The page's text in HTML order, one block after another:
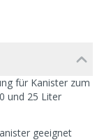
für Kanister zum
und 25 Liter
geeignet